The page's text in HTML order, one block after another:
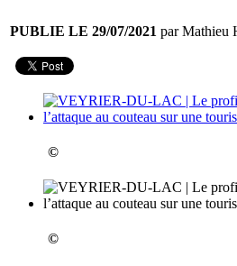
PUBLIE LE 29/07/2021 par Mathieu
©
©